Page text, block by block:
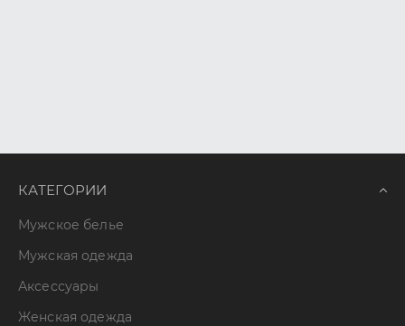
КАТЕГОРИИ
Мужское белье
Мужская одежда
Аксессуары
Женская одежда